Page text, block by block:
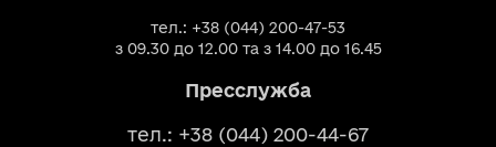
тел.: +38 (044) 200-47-53
з 09.30 до 12.00 та з 14.00 до 16.45
Пресслужба
тел.: +38 (044) 200-44-67